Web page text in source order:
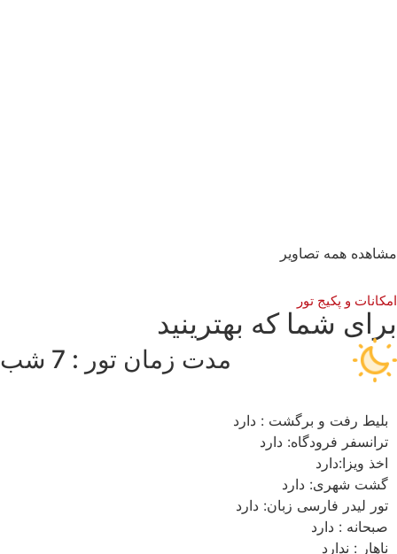
همه تصاویر
و پکیج تور
شما که بهترینید
مدت زمان تور : 7 شب
بلیط رفت و برگشت : دارد
ترانسفر فرودگاه: دارد
اخذ ویزا:دارد
گشت شهری: دارد
تور لیدر فارسی زبان: دارد
صبحانه : دارد
ناهار : ندارد